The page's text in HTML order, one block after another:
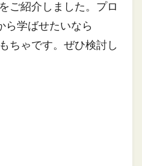
ご紹介しました。プロ
ら学ばせたいなら
ちゃです。ぜひ検討し